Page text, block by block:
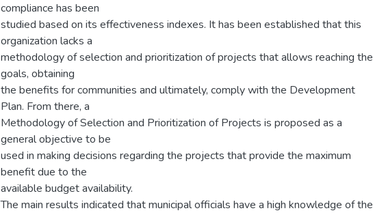
compliance has been
studied based on its effectiveness indexes. It has been established that this
organization lacks a
methodology of selection and prioritization of projects that allows reaching the
goals, obtaining
the benefits for communities and ultimately, comply with the Development
Plan. From there, a
Methodology of Selection and Prioritization of Projects is proposed as a
general objective to be
used in making decisions regarding the projects that provide the maximum
benefit due to the
available budget availability.
The main results indicated that municipal officials have a high knowledge of the